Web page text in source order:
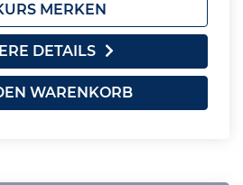
MERKEN
DETAILS
WARENKORB